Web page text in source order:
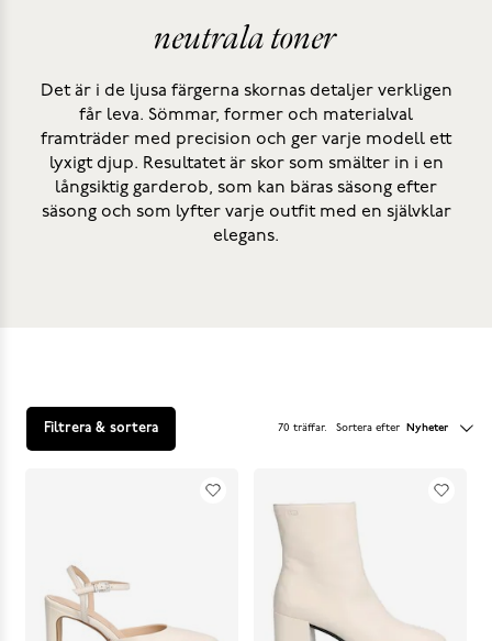
neutrala toner
Det är i de ljusa färgerna skornas detaljer verkligen
får leva. Sömmar, former och materialval
framträder med precision och ger varje modell ett
lyxigt djup. Resultatet är skor som smälter in i en
långsiktig garderob, som kan bäras säsong efter
säsong och som lyfter varje outfit med en självklar
elegans.
Filtrera & sortera 70 träffar. Sortera efter Nyheter